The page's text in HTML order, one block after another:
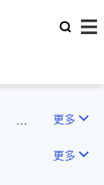
更多
更多